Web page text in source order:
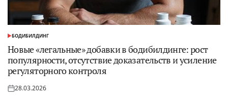
ОПУБЛИКОВАНО
В
БОДИБИЛДИНГ
Новые «легальные» добавки в бодибилдинге: рост
популярности, отсутствие доказательств и усиление
регуляторного контроля
Опубликовано
28.03.2026